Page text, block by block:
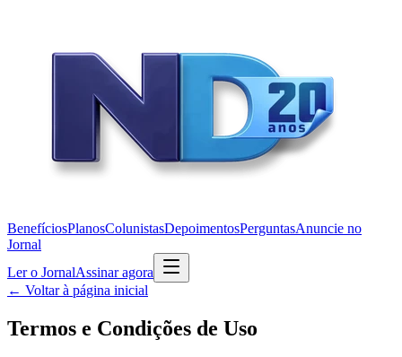
BenefíciosPlanosColunistasDepoimentosPerguntasAnuncie no
Jornal
Ler o JornalAssinar agora
← Voltar à página inicial
Termos e Condições de Uso